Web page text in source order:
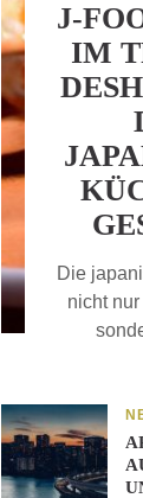
J-
IM
Die
nicht